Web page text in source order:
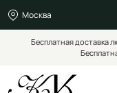
Москва
Бесплатная доставка